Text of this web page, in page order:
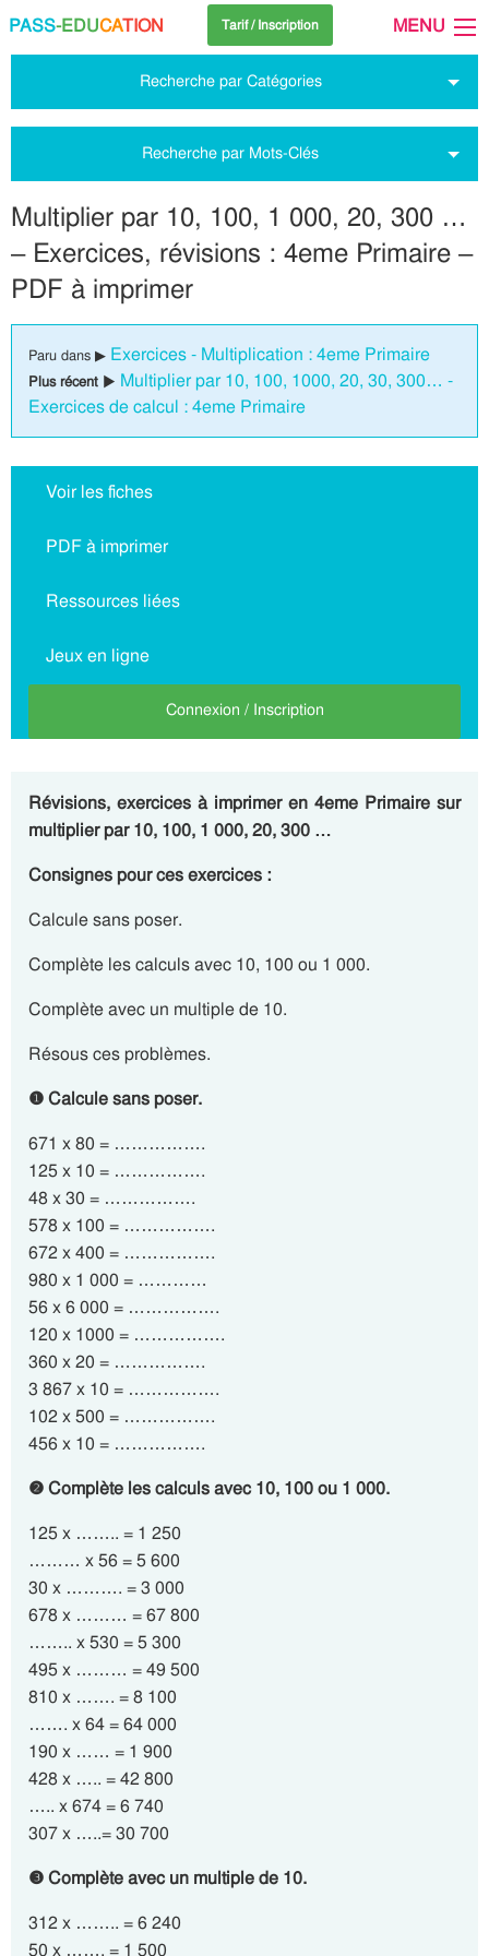
PASS-EDUCATION Tarif / Inscription MENU
Recherche par Catégories
Recherche par Mots-Clés
Multiplier par 10, 100, 1 000, 20, 300 …
– Exercices, révisions : 4eme Primaire –
PDF à imprimer
Paru dans ▶ Exercices - Multiplication : 4eme Primaire
Plus récent ▶ Multiplier par 10, 100, 1000, 20, 30, 300… -
Exercices de calcul : 4eme Primaire
Voir les fiches
PDF à imprimer
Ressources liées
Jeux en ligne
Connexion / Inscription
Révisions, exercices à imprimer en 4eme Primaire sur
multiplier par 10, 100, 1 000, 20, 300 …
Consignes pour ces exercices :
Calcule sans poser.
Complète les calculs avec 10, 100 ou 1 000.
Complète avec un multiple de 10.
Résous ces problèmes.
❶ Calcule sans poser.
671 x 80 = …………….
125 x 10 = …………….
48 x 30 = …………….
578 x 100 = …………….
672 x 400 = …………….
980 x 1 000 = …………
56 x 6 000 = …………….
120 x 1000 = …………….
360 x 20 = …………….
3 867 x 10 = …………….
102 x 500 = …………….
456 x 10 = …………….
❷ Complète les calculs avec 10, 100 ou 1 000.
125 x …….. = 1 250
……… x 56 = 5 600
30 x ………. = 3 000
678 x ……… = 67 800
…….. x 530 = 5 300
495 x ……… = 49 500
810 x ……. = 8 100
……. x 64 = 64 000
190 x …… = 1 900
428 x ….. = 42 800
….. x 674 = 6 740
307 x …..= 30 700
❸ Complète avec un multiple de 10.
312 x …….. = 6 240
50 x ……. = 1 500